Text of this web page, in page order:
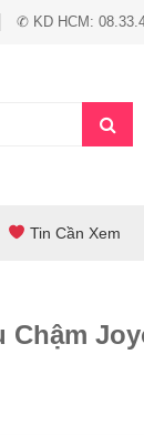
✆ KD HCM:
Tin Cần Xem
Chậm